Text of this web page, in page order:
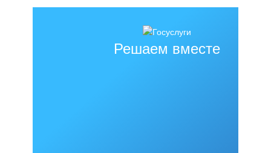
Решаем вместе